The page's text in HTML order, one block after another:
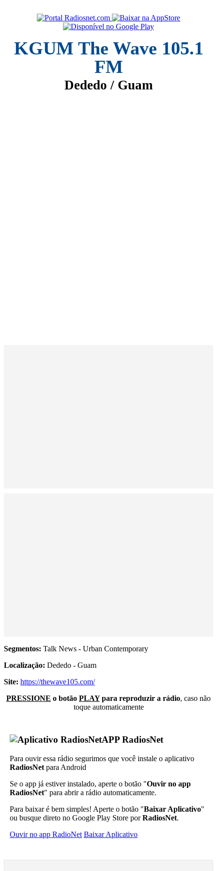
KGUM The Wave 105.1
FM
Dededo / Guam
Segmentos: Talk News - Urban Contemporary
Localização: Dededo - Guam
Site: https://thewave105.com/
PRESSIONE o botão PLAYpara reproduzir a rádio, caso não
toque automaticamente
APP RadiosNet
Para ouvir essa rádio segurimos que você instale o aplicativo
RadiosNet para Android
Se o app já estiver instalado, aperte o botão "Ouvir no app
RadiosNet" para abrir a rádio automaticamente.
Para baixar é bem simples! Aperte o botão "Baixar Aplicativo"
ou busque direto no Google Play Store porRadiosNet.
Ouvir no app RadioNet Baixar Aplicativo